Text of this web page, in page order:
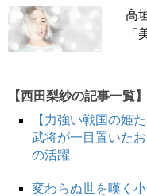
高
「
【西田梨紗の記事一覧】
【力強い戦国の姫
武将が一目置いた
の活躍
変わらぬ世を嘆く